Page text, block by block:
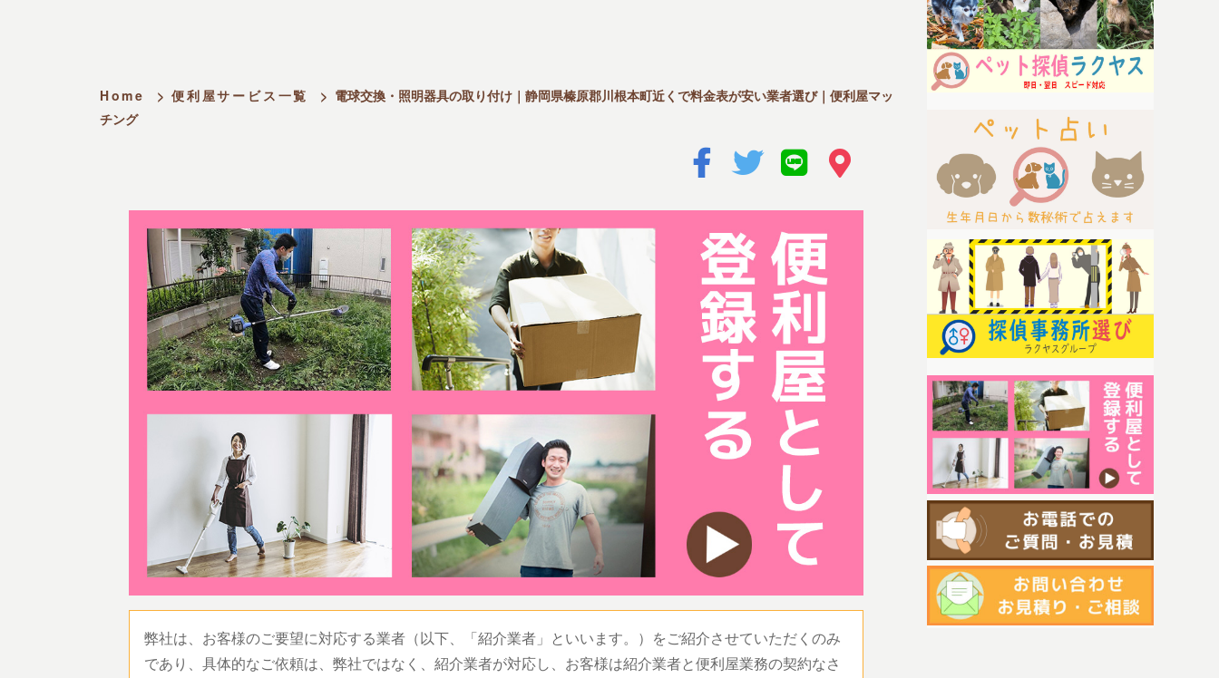
Home > 便利屋サービス一覧 > 電球交換・照明器具の取り付け｜静岡県榛原郡川根本町近くで料金表が安い業者選び｜便利屋マッ
チング
弊社は、お客様のご要望に対応する業者（以下、「紹介業者」といいます。）をご紹介させていただくのみ
であり、具体的なご依頼は、弊社ではなく、紹介業者が対応し、お客様は紹介業者と便利屋業務の契約なさ